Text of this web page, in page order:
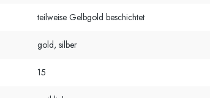
teilweise Gelbgold beschichtet
gold, silber
15